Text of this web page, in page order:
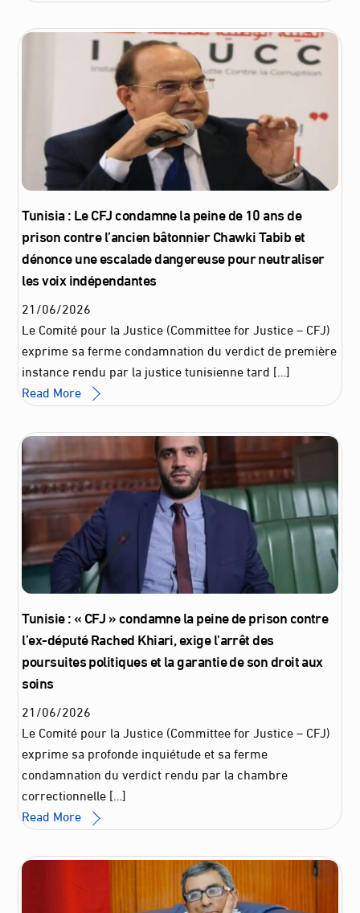
Tunisia : Le CFJ condamne la peine de 10 ans de
prison contre l’ancien bâtonnier Chawki Tabib et
dénonce une escalade dangereuse pour neutraliser
les voix indépendantes
21/06/2026
Le Comité pour la Justice (Committee for Justice – CFJ)
exprime sa ferme condamnation du verdict de première
instance rendu par la justice tunisienne tard […]
Read More
Tunisie : « CFJ » condamne la peine de prison contre
l’ex-député Rached Khiari, exige l’arrêt des
poursuites politiques et la garantie de son droit aux
soins
21/06/2026
Le Comité pour la Justice (Committee for Justice – CFJ)
exprime sa profonde inquiétude et sa ferme
condamnation du verdict rendu par la chambre
correctionnelle […]
Read More